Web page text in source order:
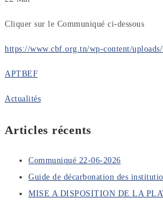
Cliquer sur le Communiqué ci-dessous
https://www.cbf.org.tn/wp-content/
APTBEF
Actualités
Articles récents
Communiqué 22-06-2026
Guide de décarbonation des
MISE A DISPOSITION DE LA